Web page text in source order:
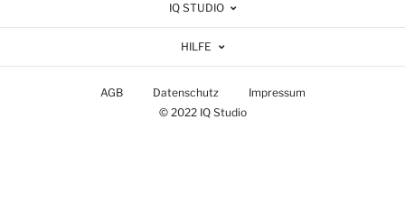
IQ STUDIO
HILFE
AGB Datenschutz
Impressum
© 2022 IQ Studio